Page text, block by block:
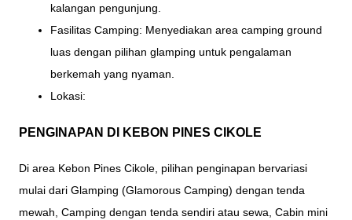
kalangan pengunjung.
Fasilitas Camping: Menyediakan area camping ground
luas dengan pilihan glamping untuk pengalaman
berkemah yang nyaman.
Lokasi:
PENGINAPAN DI KEBON PINES CIKOLE
Di area Kebon Pines Cikole, pilihan penginapan bervariasi
mulai dari Glamping (Glamorous Camping) dengan tenda
mewah, Camping dengan tenda sendiri atau sewa, Cabin mini